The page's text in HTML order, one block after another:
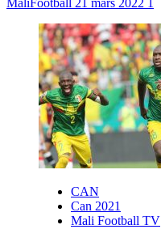
CAN
Can 2021
Mali Football TV